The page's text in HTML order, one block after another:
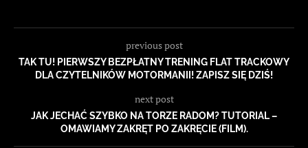
previous post
TAK TU! PIERWSZY BEZPŁATNY TRENING FLAT TRACKOWY
DLA CZYTELNIKÓW MOTORMANII! ZAPISZ SIĘ DZIŚ!
next post
JAK JECHAĆ SZYBKO NA TORZE RADOM? TUTORIAL –
OMAWIAMY ZAKRĘT PO ZAKRĘCIE (FILM).